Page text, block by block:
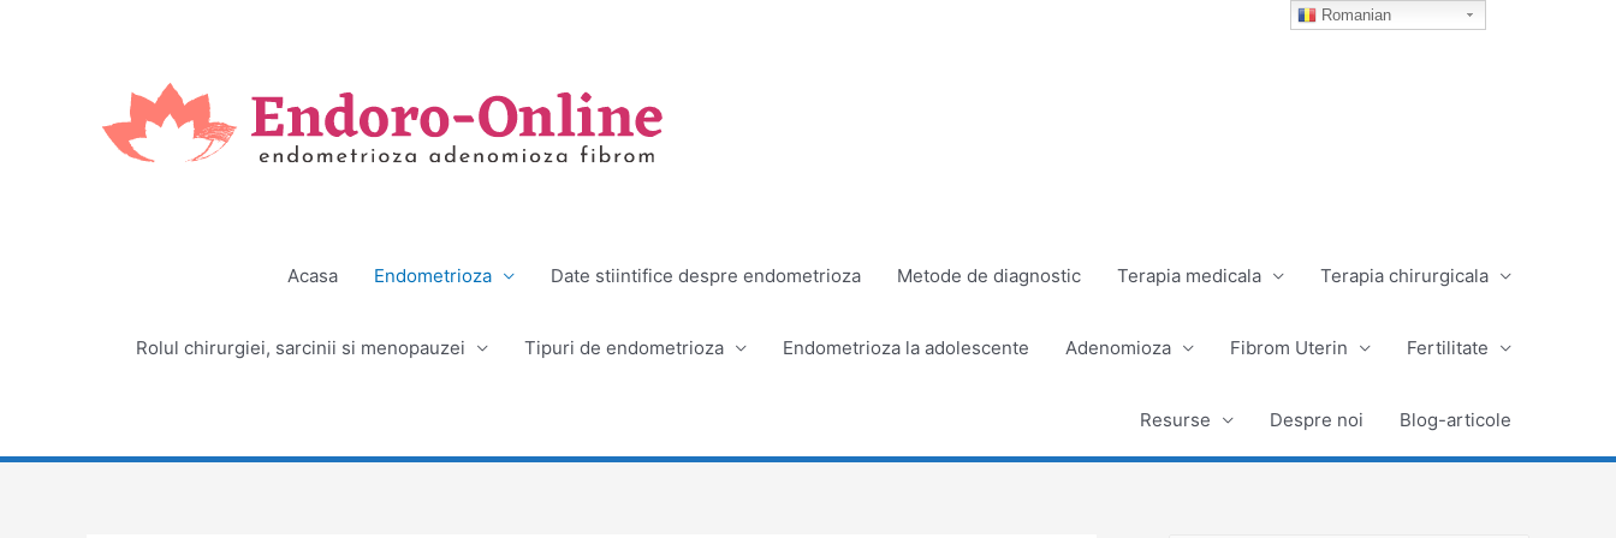
Acasa Endometrioza Date stiintifice despre endometrioza Metode de diagnostic Terapia medicala Terapia chirurgicala
Rolul chirurgiei, sarcinii si menopauzei Tipuri de endometrioza Endometrioza la adolescente Adenomioza Fibrom Uterin Fertilitate
Resurse Despre noi Blog-articole
Romanian